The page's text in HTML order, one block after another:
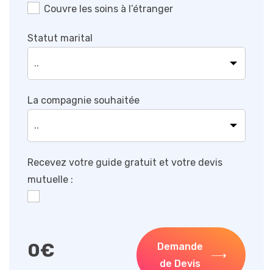
Couvre les soins à l’étranger
Statut marital
La compagnie souhaitée
Recevez votre guide gratuit et votre devis
mutuelle :
0€
Demande
de Devis